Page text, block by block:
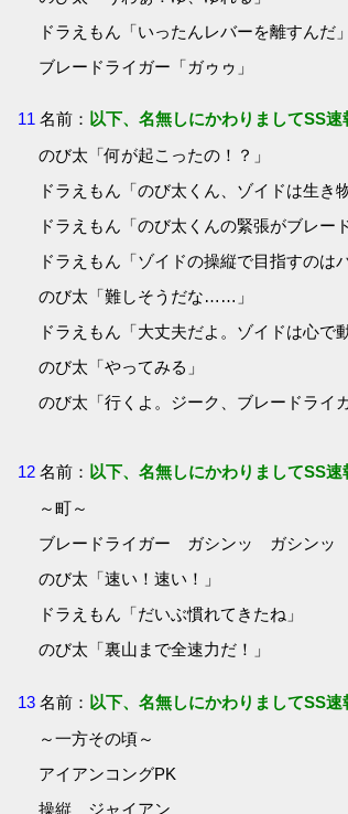
ドラえもん「いったんレバーを離すんだ」
ブレードライガー「ガゥゥ」
11 名前： 以下、名無しにかわりましてSS
のび太「何が起こったの！？」
ドラえもん「のび太くん、ゾイドは生き
ドラえもん「のび太くんの緊張がブレー
ドラえもん「ゾイドの操縦で目指すのは
のび太「難しそうだな……」
ドラえもん「大丈夫だよ。ゾイドは心で
のび太「やってみる」
のび太「行くよ。ジーク、ブレードライ
12 名前： 以下、名無しにかわりましてSS
～町～
ブレードライガー ガシンッ ガシンッ
のび太「速い！速い！」
ドラえもん「だいぶ慣れてきたね」
のび太「裏山まで全速力だ！」
13 名前： 以下、名無しにかわりましてSS
～一方その頃～
アイアンコングPK
操縦 ジャイアン